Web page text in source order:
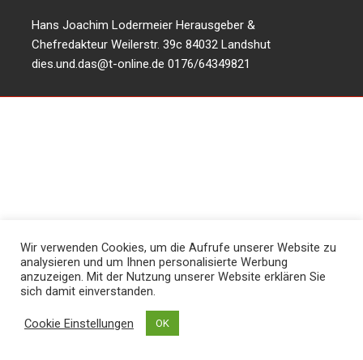
Hans Joachim Lodermeier Herausgeber &
Chefredakteur Weilerstr. 39c 84032 Landshut
dies.und.das@t-online.de 0176/64349821
Wir verwenden Cookies, um die Aufrufe unserer Website zu
analysieren und um Ihnen personalisierte Werbung
anzuzeigen. Mit der Nutzung unserer Website erklären Sie
sich damit einverstanden.
Cookie Einstellungen OK